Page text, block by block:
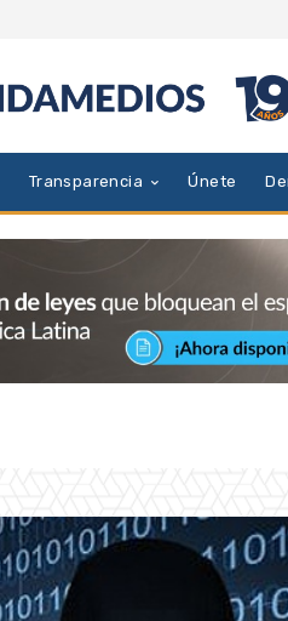
Transparencia Únete